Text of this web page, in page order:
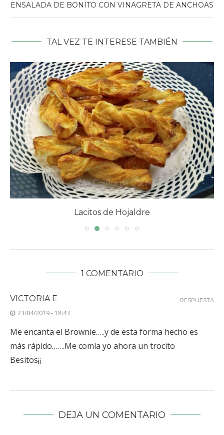
ENSALADA DE BONITO CON VINAGRETA DE ANCHOAS
TAL VEZ TE INTERESE TAMBIÉN
Lacitos de Hojaldre
1 COMENTARIO
VICTORIA E
23/04/2019 - 18:43
Me encanta el Brownie…..y de esta forma hecho es
más rápido…….Me comía yo ahora un trocito
Besitos¡¡
RESPUESTA
DEJA UN COMENTARIO